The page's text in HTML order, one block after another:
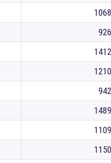
1068
926
1412
1210
942
1489
1109
1150